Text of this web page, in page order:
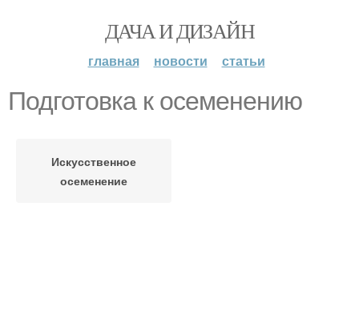
ДАЧА И ДИЗАЙН
главная новости статьи
Подготовка к осеменению
Искусственное
осеменение